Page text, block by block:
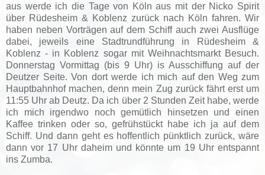
aus werde ich die Tage von Köln aus mit der Nicko Spirit
über Rüdesheim & Koblenz zurück nach Köln fahren. Wir
haben neben Vorträgen auf dem Schiff auch zwei Ausflüge
dabei, jeweils eine Stadtrundführung in Rüdesheim &
Koblenz - in Koblenz sogar mit Weihnachtsmarkt Besuch.
Donnerstag Vormittag (bis 9 Uhr) is Ausschiffung auf der
Deutzer Seite. Von dort werde ich mich auf den Weg zum
Hauptbahnhof machen, denn mein Zug zurück fährt erst um
11:55 Uhr ab Deutz. Da ich über 2 Stunden Zeit habe, werde
ich mich irgendwo noch gemütlich hinsetzen und einen
Kaffee trinken oder so, gefrühstückt habe ich ja auf dem
Schiff. Und dann geht es hoffentlich pünktlich zurück, wäre
dann vor 17 Uhr daheim und könnte um 19 Uhr entspannt
ins Zumba.